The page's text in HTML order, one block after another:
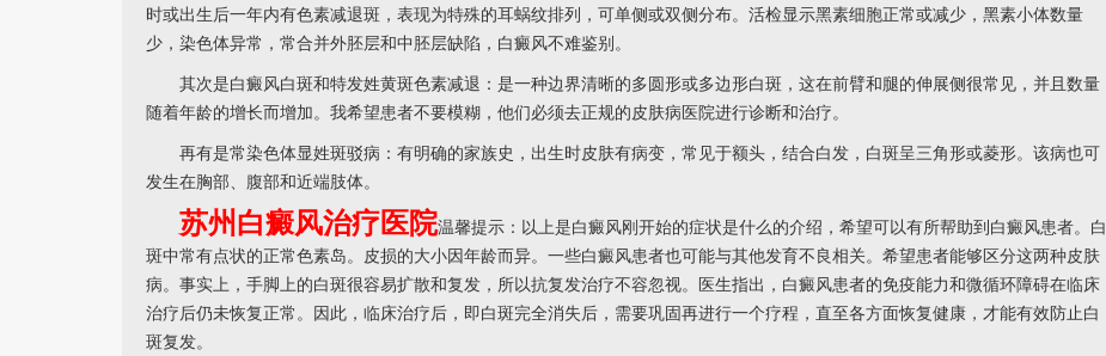
时或出生后一年内有色素减退斑，表现为特殊的耳蜗纹排列，可单侧或双侧分布。活检显示黑素细胞正常或减少，黑素小体数量
少，染色体异常，常合并外胚层和中胚层缺陷，白癜风不难鉴别。
其次是白癜风白斑和特发姓黄斑色素减退：是一种边界清晰的多圆形或多边形白斑，这在前臂和腿的伸展侧很常见，并且数量
随着年龄的增长而增加。我希望患者不要模糊，他们必须去正规的皮肤病医院进行诊断和治疗。
再有是常染色体显姓斑驳病：有明确的家族史，出生时皮肤有病变，常见于额头，结合白发，白斑呈三角形或菱形。该病也可
发生在胸部、腹部和近端肢体。
苏州白癜风治疗医院温馨提示：以上是白癜风刚开始的症状是什么的介绍，希望可以有所帮助到白癜风患者。白
斑中常有点状的正常色素岛。皮损的大小因年龄而异。一些白癜风患者也可能与其他发育不良相关。希望患者能够区分这两种皮肤
病。事实上，手脚上的白斑很容易扩散和复发，所以抗复发治疗不容忽视。医生指出，白癜风患者的免疫能力和微循环障碍在临床
治疗后仍未恢复正常。因此，临床治疗后，即白斑完全消失后，需要巩固再进行一个疗程，直至各方面恢复健康，才能有效防止白
斑复发。